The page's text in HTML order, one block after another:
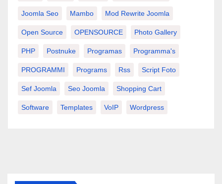
Joomla Seo Mambo Mod Rewrite Joomla
Open Source OPENSOURCE Photo Gallery
PHP Postnuke Programas Programma's
PROGRAMMI Programs Rss Script Foto
Sef Joomla Seo Joomla Shopping Cart
Software Templates VoIP Wordpress